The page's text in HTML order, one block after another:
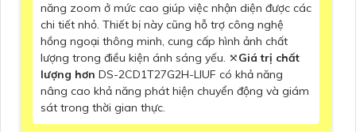
năng zoom ở mức cao giúp việc nhận diện được các
chi tiết nhỏ. Thiết bị này cũng hỗ trợ công nghệ
hồng ngoại thông minh, cung cấp hình ảnh chất
lượng trong điều kiện ánh sáng yếu. ⤧Giá trị chất
lượng hơn DS-2CD1T27G2H-LIUF có khả năng
nâng cao khả năng phát hiện chuyển động và giám
sát trong thời gian thực.